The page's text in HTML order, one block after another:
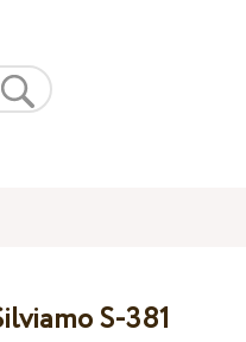
S-381